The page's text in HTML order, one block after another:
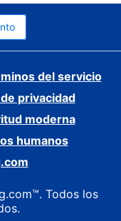
del servicio
privacidad
moderna
humanos
Todos los